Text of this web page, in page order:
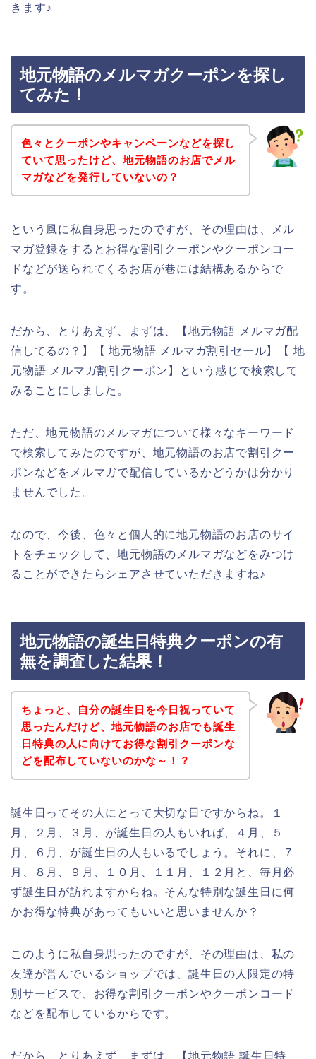
きます♪
地元物語のメルマガクーポンを探し
てみた！
色々とクーポンやキャンペーンなどを探し
ていて思ったけど、地元物語のお店でメル
マガなどを発行していないの？
という風に私自身思ったのですが、その理由は、メル
マガ登録をするとお得な割引クーポンやクーポンコー
ドなどが送られてくるお店が巷には結構あるからで
す。
だから、とりあえず、まずは、【地元物語 メルマガ配
信してるの？】【 地元物語 メルマガ割引セール】【 地
元物語 メルマガ割引クーポン】という感じで検索して
みることにしました。
ただ、地元物語のメルマガについて様々なキーワード
で検索してみたのですが、地元物語のお店で割引クー
ポンなどをメルマガで配信しているかどうかは分かり
ませんでした。
なので、今後、色々と個人的に地元物語のお店のサイ
トをチェックして、地元物語のメルマガなどをみつけ
ることができたらシェアさせていただきますね♪
地元物語の誕生日特典クーポンの有
無を調査した結果！
ちょっと、自分の誕生日を今日祝っていて
思ったんだけど、地元物語のお店でも誕生
日特典の人に向けてお得な割引クーポンな
どを配布していないのかな～！？
誕生日ってその人にとって大切な日ですからね。１
月、２月、３月、が誕生日の人もいれば、４月、５
月、６月、が誕生日の人もいるでしょう。それに、７
月、８月、９月、１０月、１１月、１２月と、毎月必
ず誕生日が訪れますからね。そんな特別な誕生日に何
かお得な特典があってもいいと思いませんか？
このように私自身思ったのですが、その理由は、私の
友達が営んでいるショップでは、誕生日の人限定の特
別サービスで、お得な割引クーポンやクーポンコード
などを配布しているからです。
だから、とりあえず、まずは、【地元物語 誕生日特